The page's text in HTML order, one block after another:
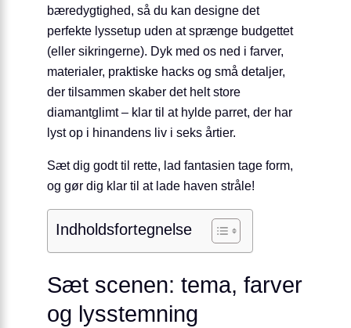
bæredygtighed, så du kan designe det
perfekte lyssetup uden at sprænge budgettet
(eller sikringerne). Dyk med os ned i farver,
materialer, praktiske hacks og små detaljer,
der tilsammen skaber det helt store
diamantglimt – klar til at hylde parret, der har
lyst op i hinandens liv i seks årtier.
Sæt dig godt til rette, lad fantasien tage form,
og gør dig klar til at lade haven stråle!
Indholdsfortegnelse
Sæt scenen: tema, farver
og lysstemning